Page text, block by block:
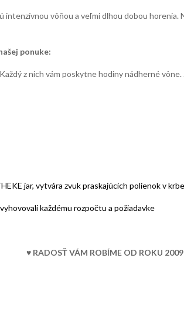
vôňou a veľmi dlhou dobou
ponuke:
z nich vám poskytne hodiny nádherné
jar, vytvára zvuk praskajúcich polienok v krbe
každému rozpočtu a požiadavke
♥ RADOSŤ VÁM ROBÍME OD ROKU